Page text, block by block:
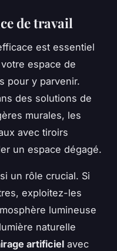
de travail
est essentiel
espace de
pour y parvenir.
des solutions de
murales, les
avec tiroirs
un espace dégagé.
un rôle crucial. Si
exploitez-les
lumineuse
naturelle
artificiel avec